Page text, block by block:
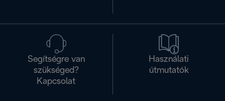
Segítségre van
szükséged?
Kapcsolat
Használati
útmutatók